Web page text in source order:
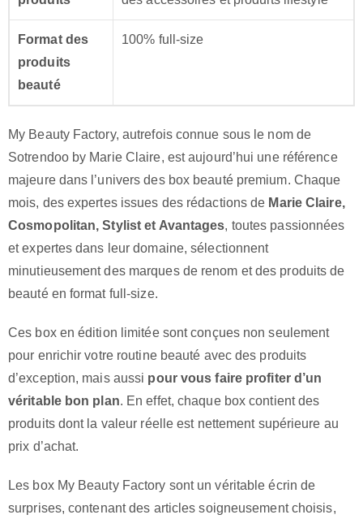
Format des
produits
beauté
100% full-size
My Beauty Factory, autrefois connue sous le nom de
Sotrendoo by Marie Claire, est aujourd’hui une référence
majeure dans l’univers des box beauté premium. Chaque
mois, des expertes issues des rédactions de Marie Claire,
Cosmopolitan, Stylist et Avantages, toutes passionnées
et expertes dans leur domaine, sélectionnent
minutieusement des marques de renom et des produits de
beauté en format full-size.
Ces box en édition limitée sont conçues non seulement
pour enrichir votre routine beauté avec des produits
d’exception, mais aussi pour vous faire profiter d’un
véritable bon plan. En effet, chaque box contient des
produits dont la valeur réelle est nettement supérieure au
prix d’achat.
Les box My Beauty Factory sont un véritable écrin de
surprises, contenant des articles soigneusement choisis,